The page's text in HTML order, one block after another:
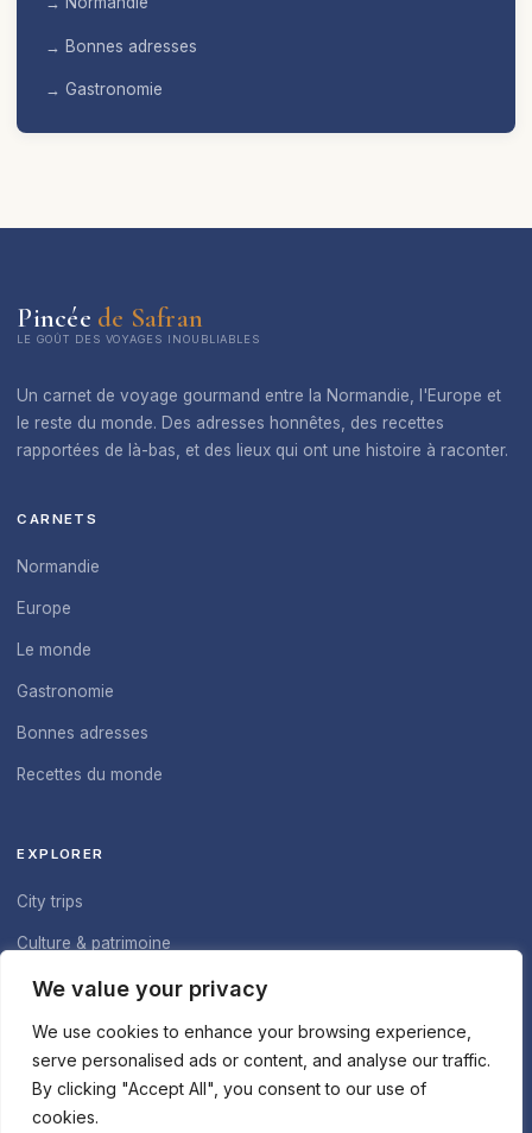
We value your privacy
We use cookies to enhance your browsing experience,
serve personalised ads or content, and analyse our traffic.
By clicking "Accept All", you consent to our use of
cookies.
→ Bonnes adresses
→ Gastronomie
Pincée de Safran
LE GOÛT DES VOYAGES INOUBLIABLES
Un carnet de voyage gourmand entre la Normandie, l'Europe et
le reste du monde. Des adresses honnêtes, des recettes
rapportées de là-bas, et des lieux qui ont une histoire à raconter.
CARNETS
Normandie
Europe
Le monde
Gastronomie
Bonnes adresses
Recettes du monde
EXPLORER
City trips
Culture & patrimoine
À propos du blog
Nous contacter